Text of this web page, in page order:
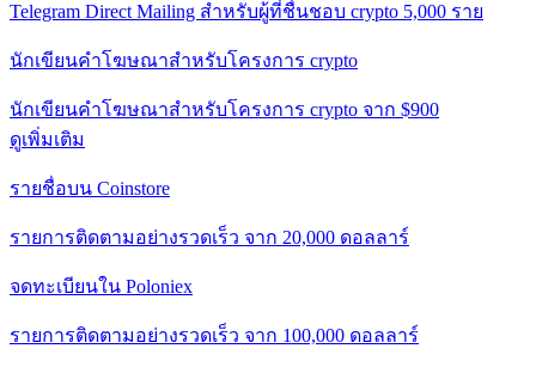
Telegram Direct Mailing สำหรับผู้ที่ชื่นชอบ crypto 5,000 ราย
นักเขียนคำโฆษณาสำหรับโครงการ crypto
นักเขียนคำโฆษณาสำหรับโครงการ crypto จาก $900
ดูเพิ่มเติม
รายชื่อบน Coinstore
รายการติดตามอย่างรวดเร็ว จาก 20,000 ดอลลาร์
จดทะเบียนใน Poloniex
รายการติดตามอย่างรวดเร็ว จาก 100,000 ดอลลาร์